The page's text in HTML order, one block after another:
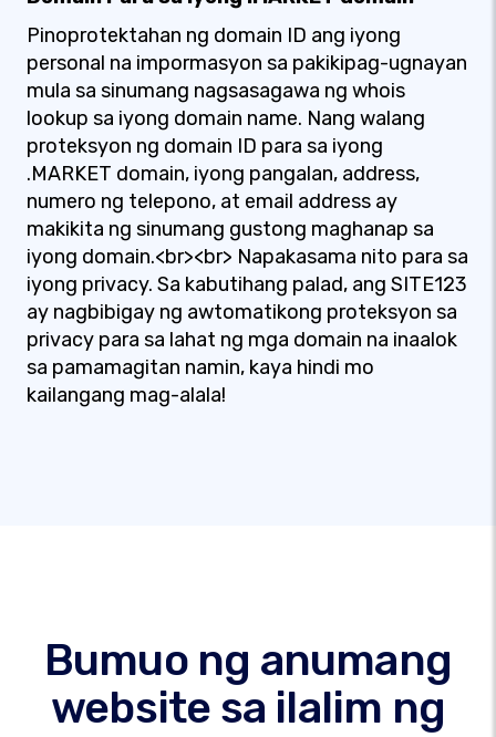
Pinoprotektahan ng domain ID ang iyong
personal na impormasyon sa pakikipag-ugnayan
mula sa sinumang nagsasagawa ng whois
lookup sa iyong domain name. Nang walang
proteksyon ng domain ID para sa iyong
.MARKET domain, iyong pangalan, address,
numero ng telepono, at email address ay
makikita ng sinumang gustong maghanap sa
iyong domain.<br><br> Napakasama nito para sa
iyong privacy. Sa kabutihang palad, ang SITE123
ay nagbibigay ng awtomatikong proteksyon sa
privacy para sa lahat ng mga domain na inaalok
sa pamamagitan namin, kaya hindi mo
kailangang mag-alala!
Bumuo ng anumang
website sa ilalim ng